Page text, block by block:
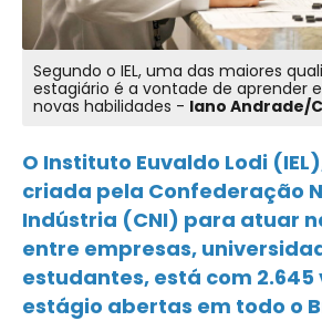
Segundo o IEL, uma das maiores
estagiário é a vontade de aprender
novas habilidades - Iano Andrade/
O Instituto Euvaldo Lodi
criada pela Confederação
Indústria (CNI) para atuar
entre empresas,
estudantes, está com 2.645
estágio abertas em todo o